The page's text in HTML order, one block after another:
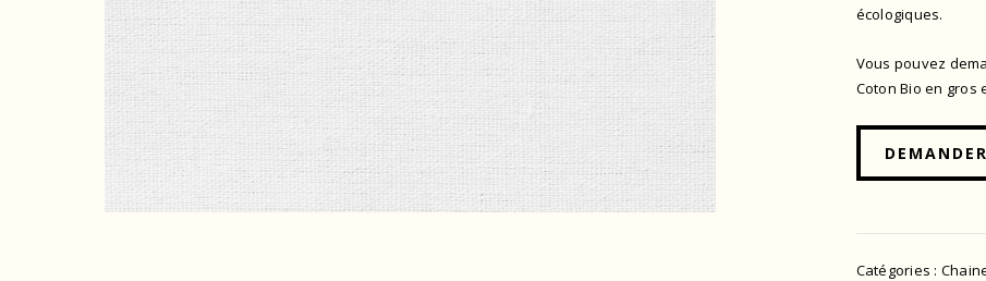
écologiques.
Vous pouvez
Coton Bio en gros
Catégories :